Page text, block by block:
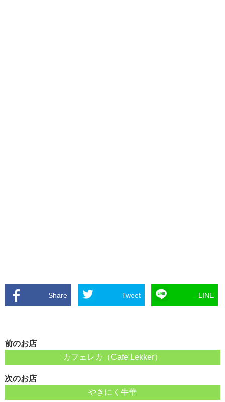
Share Tweet LINE
前のお店
カフェレカ（Cafe Lekker）
次のお店
やきにく牛華